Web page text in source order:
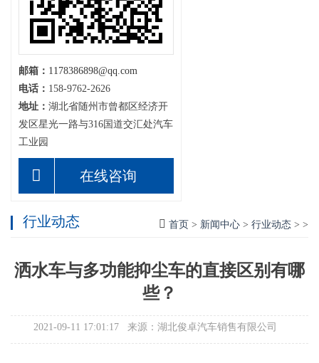
邮箱： 1178386898@qq.com
电话： 158-9762-2626
地址： 湖北省随州市曾都区经济开
发区星光一路与316国道交汇处汽车
工业园
在线咨询
首页 > 新闻中心 > 行业动态 > >
行业动态
洒水车与多功能抑尘车的直接区别有哪
些？
2021-09-11 17:01:17 来源：湖北俊卓汽车销售有限公司